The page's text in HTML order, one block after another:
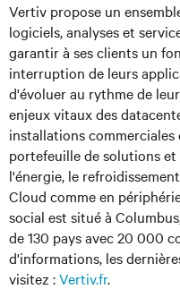
Vertiv propose un
logiciels, analyses et
garantir à ses clients un
interruption de leurs
d'évoluer au rythme de
enjeux vitaux des
installations
portefeuille de solutions et
l'énergie, le
Cloud comme en
social est situé à
de 130 pays avec 20 000
d'informations, les
visitez :Vertiv.fr.